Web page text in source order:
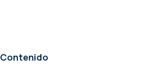
Contenido